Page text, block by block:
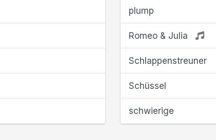
plump
Romeo & Julia
Schlappenstreuner
Schüssel
schwierige